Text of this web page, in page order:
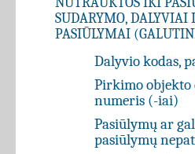
SUDARYMO, DALYVIAI
PASIŪLYMAI
Dalyvio kodas,
Pirkimo objekto
numeris (-iai)
Pasiūlymų ar
pasiūlymų